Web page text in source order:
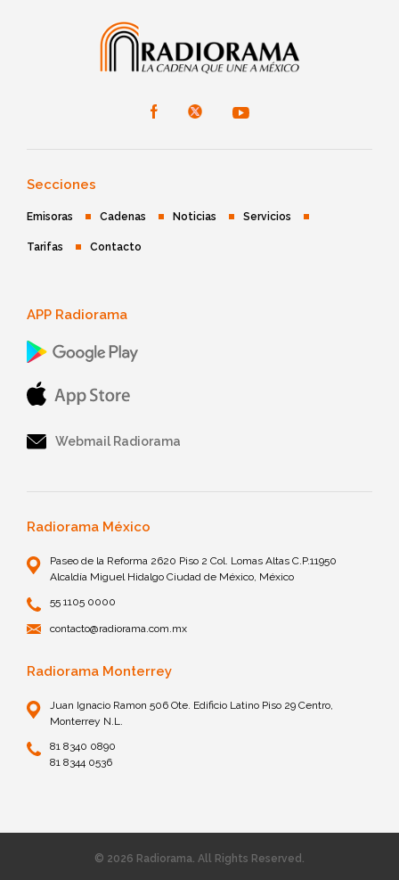
Secciones
Emisoras Cadenas Noticias Servicios
Tarifas Contacto
APP Radiorama
Webmail Radiorama
Radiorama México
Paseo de la Reforma 2620 Piso 2 Col. Lomas Altas C.P.11950
Alcaldía Miguel Hidalgo Ciudad de México, México
55 1105 0000
contacto@radiorama.com.mx
Radiorama Monterrey
Juan Ignacio Ramon 506 Ote. Edificio Latino Piso 29 Centro,
Monterrey N.L.
81 8340 0890
81 8344 0536
© 2026 Radiorama. All Rights Reserved.